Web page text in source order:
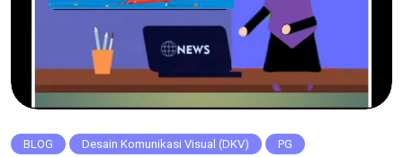
BLOG Desain Komunikasi Visual (DKV) PG